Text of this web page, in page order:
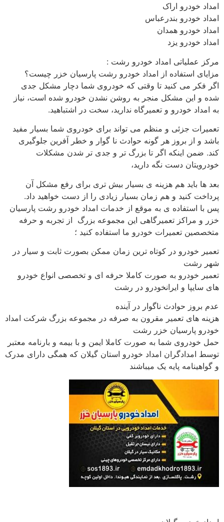
امداد خودرو اراک
امداد خودرو بندرعباس
امداد خودرو همدان
امداد خودرو یزد
مرکز عملیاتی امداد خودرو رشت :
مزایای استفاده از امداد خودرو رشت پارسیان خزر چیست؟
اگر فکر می کنید تا وقتی که خودروی شما دچار مشکل جدی
شده و این مشکل منجر به روشن نشدن خودرو شده است، نیاز
به امداد خودرو و تعمیرگاه ندارید، سخت در اشتباهید.
تعمیرات جزئی و منظم می تواند برای خودروی شما بسیار مفید
باشد و از بروز هر گونه حوادث نا گوار و خطر آفرین جلوگیری
کند. ضمن اینکه اگر تا بزرگ تر و جدی تر شدن مشکلات
خودرویتان دست نگه دارید،
بعد ها باید هم هزینه ی بسیار بیش تری برای رفع مشکل آن
پرداخت کنید و هم زمان بسیار زیادی را از دست خواهید داد.
پس با استفاده ی به موقع از خدمات امداد خودرو رشت پارسیان
خزر و مراکز تعمیرگاهی این مجموعه بزرگ از تجربه و حرفه
متخصصین تعمیرات خودرو ما استفاده کنید ؛
تعمیر خودرو در کوتاه ترین زمان ممکن بصورت ثابت و سیار در
شهر رشت
تعمیر خودرو به صورت کاملا حرفه ای و تخصصی انواع خودرو
های سایپا و ایرانخودرو در رشت
عدم بروز حوادث ناگوار در آینده
هزینه های تعمیر مقرون به صرفه در مجموعه بزرگ شرکت امداد
خودرو پارسیان خزر رشت
حمل خودروی شما به صورت کاملا ایمن و با بیمه و بارنامه معتبر
توسط امدادگران امداد خودرو استان گیلان که همگی دارای مدرک
و گواهینامه پایه یک میباشند